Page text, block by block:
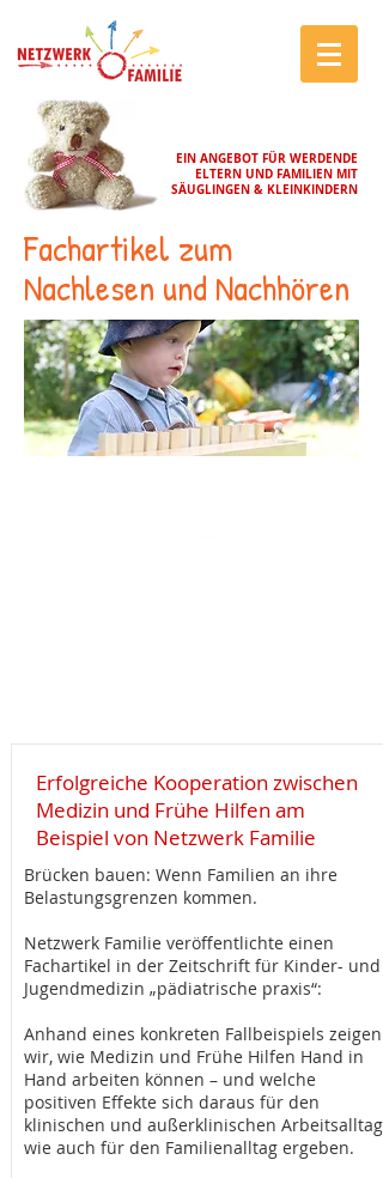
EIN ANGEBOT FÜR WERDENDE
ELTERN UND FAMILIEN MIT
SÄUGLINGEN & KLEINKINDERN
Fachartikel zum
Nachlesen und Nachhören
Erfolgreiche Kooperation zwischen
Medizin und Frühe Hilfen am
Beispiel von Netzwerk Familie
Brücken bauen: Wenn Familien an ihre
Belastungsgrenzen kommen.
Netzwerk Familie veröffentlichte einen
Fachartikel in der Zeitschrift für Kinder- und
Jugendmedizin „pädiatrische praxis“:
Anhand eines konkreten Fallbeispiels zeigen
wir, wie Medizin und Frühe Hilfen Hand in
Hand arbeiten können – und welche
positiven Effekte sich daraus für den
klinischen und außerklinischen Arbeitsalltag
wie auch für den Familienalltag ergeben.